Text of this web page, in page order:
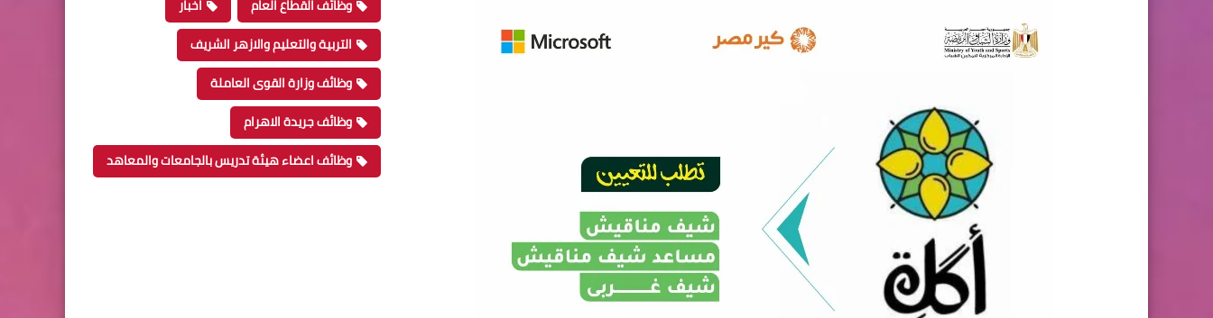
وظائف القطاع العام
اخبار
التربية والتعليم والازهر الشريف
وظائف وزارة القوى العاملة
وظائف جريدة الاهرام
وظائف اعضاء هيئة تدريس بالجامعات والمعاهد